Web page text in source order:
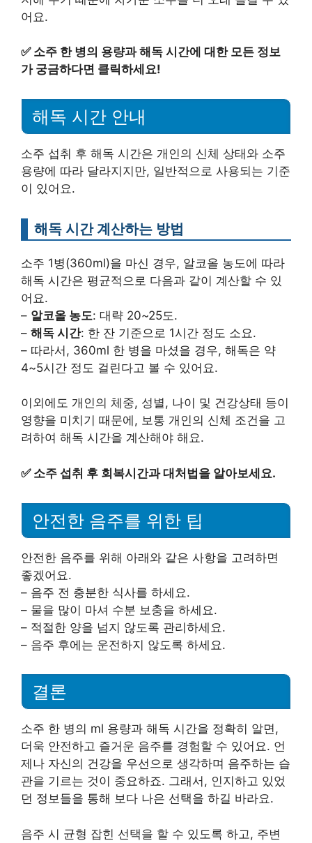
어요.
✅ 소주 한 병의 용량과 해독 시간에 대한 모든 정보
가 궁금하다면 클릭하세요!
해독 시간 안내
소주 섭취 후 해독 시간은 개인의 신체 상태와 소주
용량에 따라 달라지지만, 일반적으로 사용되는 기준
이 있어요.
해독 시간 계산하는 방법
소주 1병(360ml)을 마신 경우, 알코올 농도에 따라
해독 시간은 평균적으로 다음과 같이 계산할 수 있
어요.
– 알코올 농도: 대략 20~25도.
– 해독 시간: 한 잔 기준으로 1시간 정도 소요.
– 따라서, 360ml 한 병을 마셨을 경우, 해독은 약
4~5시간 정도 걸린다고 볼 수 있어요.
이외에도 개인의 체중, 성별, 나이 및 건강상태 등이
영향을 미치기 때문에, 보통 개인의 신체 조건을 고
려하여 해독 시간을 계산해야 해요.
✅ 소주 섭취 후 회복시간과 대처법을 알아보세요.
안전한 음주를 위한 팁
안전한 음주를 위해 아래와 같은 사항을 고려하면
좋겠어요.
– 음주 전 충분한 식사를 하세요.
– 물을 많이 마셔 수분 보충을 하세요.
– 적절한 양을 넘지 않도록 관리하세요.
– 음주 후에는 운전하지 않도록 하세요.
결론
소주 한 병의 ml 용량과 해독 시간을 정확히 알면,
더욱 안전하고 즐거운 음주를 경험할 수 있어요. 언
제나 자신의 건강을 우선으로 생각하며 음주하는 습
관을 기르는 것이 중요하죠. 그래서, 인지하고 있었
던 정보들을 통해 보다 나은 선택을 하길 바라요.
음주 시 균형 잡힌 선택을 할 수 있도록 하고, 주변